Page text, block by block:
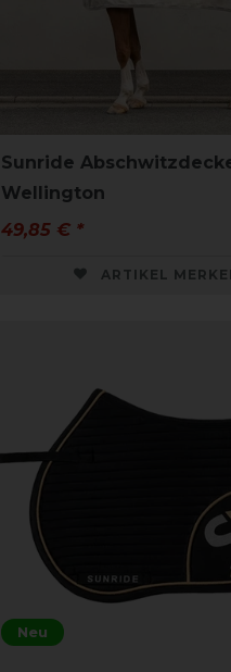
Sunride
Wellington
49,85 € *
ARTIKEL
Neu